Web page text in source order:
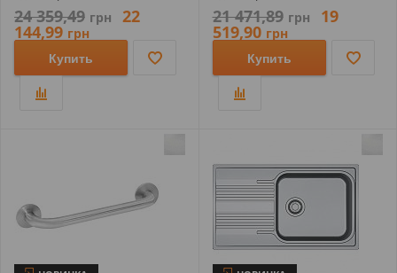
24 359,49 грн 22
144,99 грн
Купить
21 471,89 грн 19
519,90 грн
Купить